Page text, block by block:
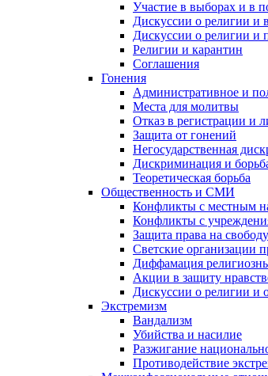
Участие в выборах и в
Дискуссии о религии и
Дискуссии о религии и
Религии и карантин
Соглашения
Гонения
Административное и
Места для молитвы
Отказ в регистрации и
Защита от гонений
Негосударственная
Дискриминация и
Теоретическая борьба
Общественность и СМИ
Конфликты с местным
Конфликты с
Защита права на
Светские организации
Диффамация
Акции в защиту
Дискуссии о религии и
Экстремизм
Вандализм
Убийства и насилие
Разжигание
Противодействие